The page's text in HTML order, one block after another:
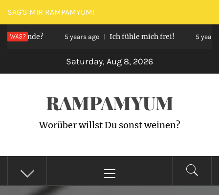
Skip
to
content
SAG'S MIR RAMPAMYUM!
WAS? 5 years ago Ich fühle mich frei! 5 years ago
Saturday, Aug 8, 2026
RAMPAMYUM
Worüber willst Du sonst weinen?
Menu